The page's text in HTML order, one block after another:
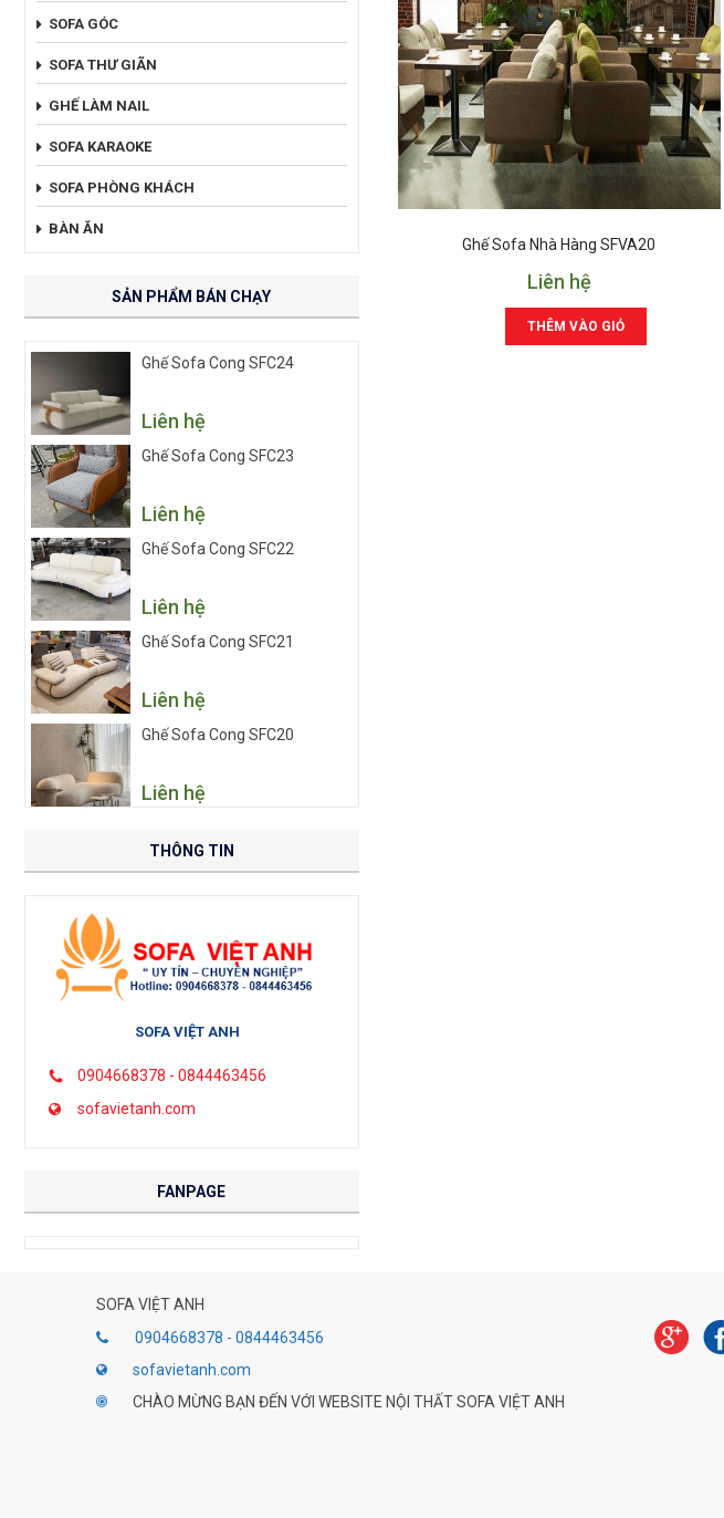
SOFA GÓC
SOFA THƯ GIÃN
GHẾ LÀM NAIL
SOFA KARAOKE
SOFA PHÒNG KHÁCH
BÀN ĂN
SẢN PHẨM BÁN CHẠY
Ghế Sofa Cong SFC24
Liên hệ
Ghế Sofa Cong SFC23
Liên hệ
Ghế Sofa Cong SFC22
Liên hệ
Ghế Sofa Cong SFC21
Liên hệ
Ghế Sofa Cong SFC20
Liên hệ
THÔNG TIN
SOFA VIỆT ANH
0904668378 - 0844463456
sofavietanh.com
FANPAGE
Ghế Sofa Nhà Hàng SFVA20
Liên hệ
THÊM VÀO GIỎ
SOFA VIỆT ANH
0904668378 - 0844463456
sofavietanh.com
CHÀO MỪNG BẠN ĐẾN VỚI WEBSITE NỘI THẤT SOFA VIỆT ANH